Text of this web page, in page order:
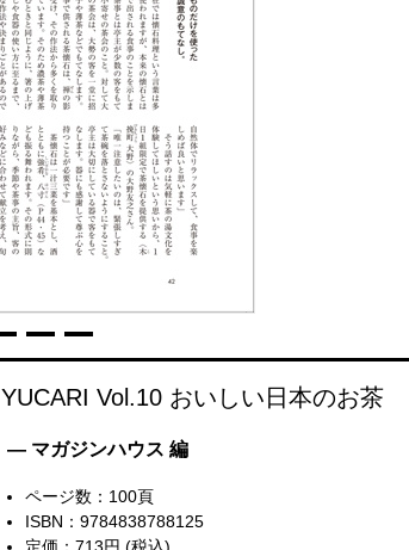
YUCARI Vol.10 おいしい日本のお茶
— マガジンハウス 編
ページ数：100頁
ISBN：9784838788125